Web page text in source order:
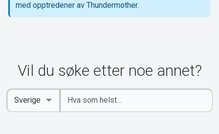
Om Tickster
med opptredener av Thundermother.
Vil du søke etter noe annet?
Angi
nøkkelord
Select
Country